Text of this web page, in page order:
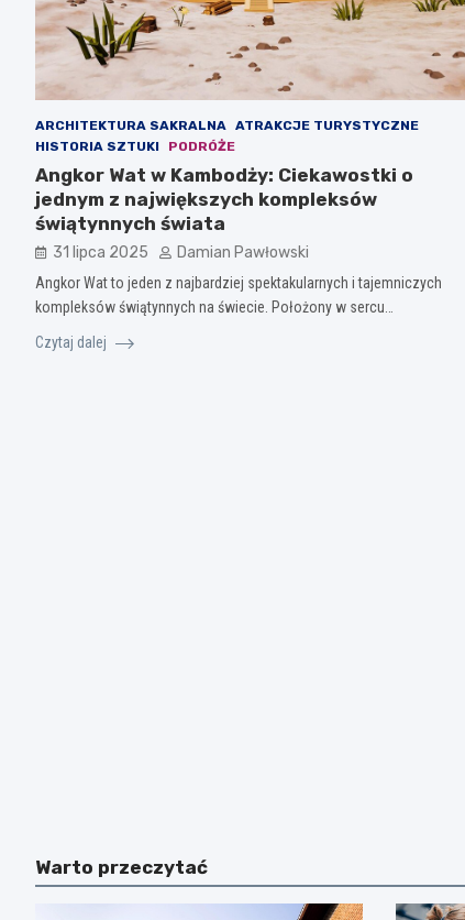
ARCHITEKTURA SAKRALNA ATRAKCJE TURYSTYCZNE
HISTORIA SZTUKI
PODRÓŻE
Angkor Wat w Kambodży: Ciekawostki o
jednym z największych kompleksów
świątynnych świata
31 lipca 2025 Damian Pawłowski
Angkor Wat to jeden z najbardziej spektakularnych i tajemniczych
kompleksów świątynnych na świecie. Położony w sercu…
Czytaj dalej
Warto przeczytać